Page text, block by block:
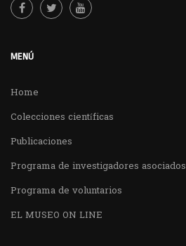
MENÚ
Home
Colecciones científicas
Publicaciones
Programa de investigadores asociados
Programa de voluntarios
EL MUSEO ON LINE